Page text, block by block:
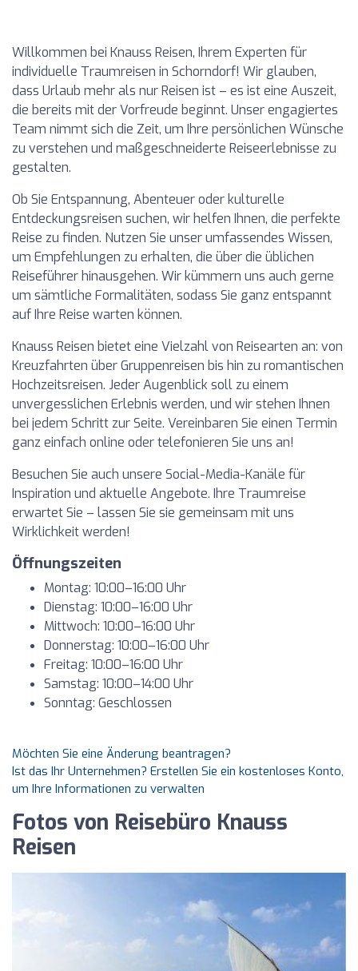
Willkommen bei Knauss Reisen, Ihrem Experten für
individuelle Traumreisen in Schorndorf! Wir glauben,
dass Urlaub mehr als nur Reisen ist – es ist eine Auszeit,
die bereits mit der Vorfreude beginnt. Unser engagiertes
Team nimmt sich die Zeit, um Ihre persönlichen Wünsche
zu verstehen und maßgeschneiderte Reiseerlebnisse zu
gestalten.
Ob Sie Entspannung, Abenteuer oder kulturelle
Entdeckungsreisen suchen, wir helfen Ihnen, die perfekte
Reise zu finden. Nutzen Sie unser umfassendes Wissen,
um Empfehlungen zu erhalten, die über die üblichen
Reiseführer hinausgehen. Wir kümmern uns auch gerne
um sämtliche Formalitäten, sodass Sie ganz entspannt
auf Ihre Reise warten können.
Knauss Reisen bietet eine Vielzahl von Reisearten an: von
Kreuzfahrten über Gruppenreisen bis hin zu romantischen
Hochzeitsreisen. Jeder Augenblick soll zu einem
unvergesslichen Erlebnis werden, und wir stehen Ihnen
bei jedem Schritt zur Seite. Vereinbaren Sie einen Termin
ganz einfach online oder telefonieren Sie uns an!
Besuchen Sie auch unsere Social-Media-Kanäle für
Inspiration und aktuelle Angebote. Ihre Traumreise
erwartet Sie – lassen Sie sie gemeinsam mit uns
Wirklichkeit werden!
Öffnungszeiten
Montag: 10:00–16:00 Uhr
Dienstag: 10:00–16:00 Uhr
Mittwoch: 10:00–16:00 Uhr
Donnerstag: 10:00–16:00 Uhr
Freitag: 10:00–16:00 Uhr
Samstag: 10:00–14:00 Uhr
Sonntag: Geschlossen
Möchten Sie eine Änderung beantragen?
Ist das Ihr Unternehmen? Erstellen Sie ein kostenloses Konto,
um Ihre Informationen zu verwalten
Fotos von Reisebüro Knauss
Reisen